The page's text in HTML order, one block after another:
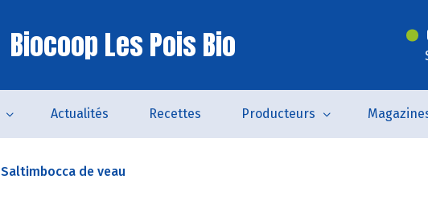
Biocoop Les Pois Bio
Actualités Recettes Producteurs
Saltimbocca de veau